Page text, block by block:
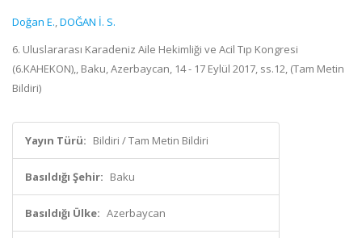
Doğan E.,DOĞAN İ. S.
6. Uluslararası Karadeniz Aile Hekimliği ve Acil Tıp Kongresi
(6.KAHEKON),, Baku, Azerbaycan, 14 - 17 Eylül 2017, ss.12, (Tam Metin
Bildiri)
Yayın Türü: Bildiri / Tam Metin Bildiri
Basıldığı Şehir: Baku
Basıldığı Ülke: Azerbaycan